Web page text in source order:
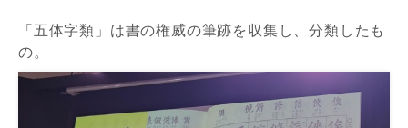
「五体字類」は書の権威の筆跡を収集し、分類したも
の。